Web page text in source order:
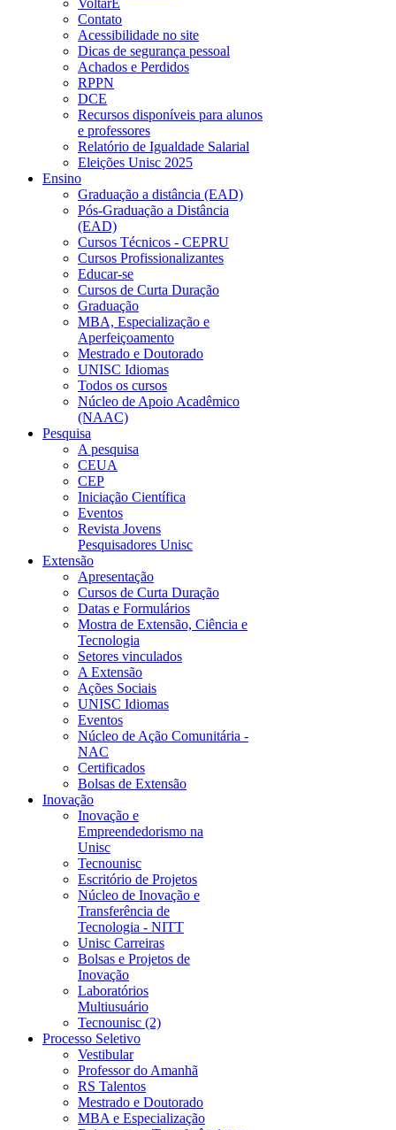
VoltarE
Contato
Acessibilidade no site
Dicas de segurança pessoal
Achados e Perdidos
RPPN
DCE
Recursos disponíveis para alunos
e professores
Relatório de Igualdade Salarial
Eleições Unisc 2025
Ensino
Graduação a distância (EAD)
Pós-Graduação a Distância
(EAD)
Cursos Técnicos - CEPRU
Cursos Profissionalizantes
Educar-se
Cursos de Curta Duração
Graduação
MBA, Especialização e
Aperfeiçoamento
Mestrado e Doutorado
UNISC Idiomas
Todos os cursos
Núcleo de Apoio Acadêmico
(NAAC)
Pesquisa
A pesquisa
CEUA
CEP
Iniciação Científica
Eventos
Revista Jovens
Pesquisadores Unisc
Extensão
Apresentação
Cursos de Curta Duração
Datas e Formulários
Mostra de Extensão, Ciência e
Tecnologia
Setores vinculados
A Extensão
Ações Sociais
UNISC Idiomas
Eventos
Núcleo de Ação Comunitária -
NAC
Certificados
Bolsas de Extensão
Inovação
Inovação e
Empreendedorismo na
Unisc
Tecnounisc
Escritório de Projetos
Núcleo de Inovação e
Transferência de
Tecnologia - NITT
Unisc Carreiras
Bolsas e Projetos de
Inovação
Laboratórios
Multiusuário
Tecnounisc (2)
Processo Seletivo
Vestibular
Professor do Amanhã
RS Talentos
Mestrado e Doutorado
MBA e Especialização